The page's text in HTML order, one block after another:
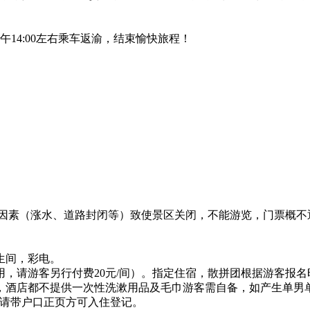
14:00左右乘车返渝，结束愉快旅程！
（涨水、道路封闭等）致使景区关闭，不能游览，门票概
，彩电。
请游客另行付费20元/间）。指定住宿，散拼团根据游客报
店都不提供一次性洗漱用品及毛巾游客需自备，如产生单
带户口正页方可入住登记。